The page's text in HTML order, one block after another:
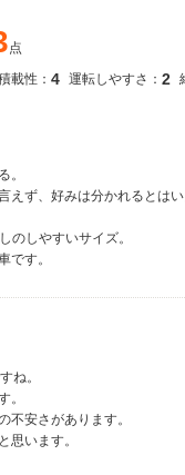
点
載性： 4 運転しやすさ： 2
。
えず、好みは分かれるとは
のしやすいサイズ。
です。
ね。
。
不安さがあります。
思います。